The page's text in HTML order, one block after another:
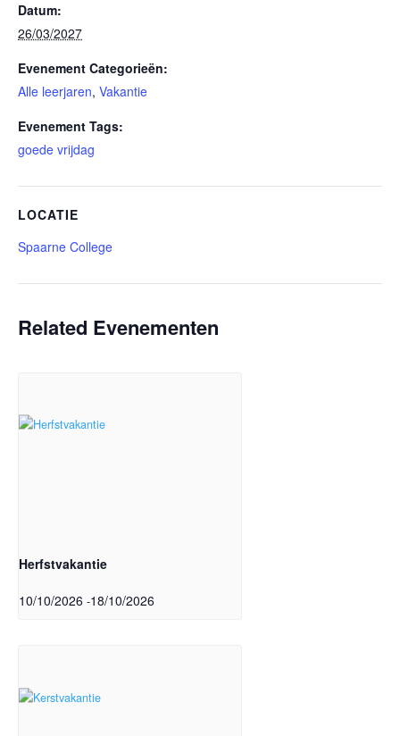
Datum:
26/03/2027
Evenement Categorieën:
Alle leerjaren, Vakantie
Evenement Tags:
goede vrijdag
LOCATIE
Spaarne College
Related Evenementen
Herfstvakantie
10/10/2026 -18/10/2026